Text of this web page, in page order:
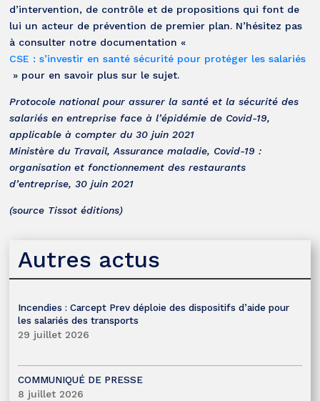
d’intervention, de contrôle et de propositions qui font de
lui un acteur de prévention de premier plan. N’hésitez pas
à consulter notre documentation «
CSE : s’investir en santé sécurité pour protéger les salariés
» pour en savoir plus sur le sujet.
Protocole national pour assurer la santé et la sécurité des
salariés en entreprise face à l’épidémie de Covid-19,
applicable à compter du 30 juin 2021
Ministère du Travail, Assurance maladie, Covid-19 :
organisation et fonctionnement des restaurants
d’entreprise, 30 juin 2021
(source Tissot éditions)
Autres actus
Incendies : Carcept Prev déploie des dispositifs d’aide pour
les salariés des transports
29 juillet 2026
COMMUNIQUÉ DE PRESSE
8 juillet 2026